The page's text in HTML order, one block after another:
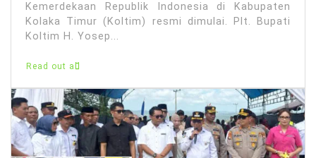
Kemerdekaan Republik Indonesia di Kabupaten
Kolaka Timur (Koltim) resmi dimulai. Plt. Bupati
Koltim H. Yosep...
Read out all